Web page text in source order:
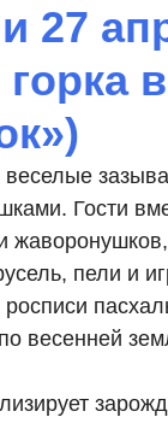
27
веселые
Гости
пели и
росписи
весенней